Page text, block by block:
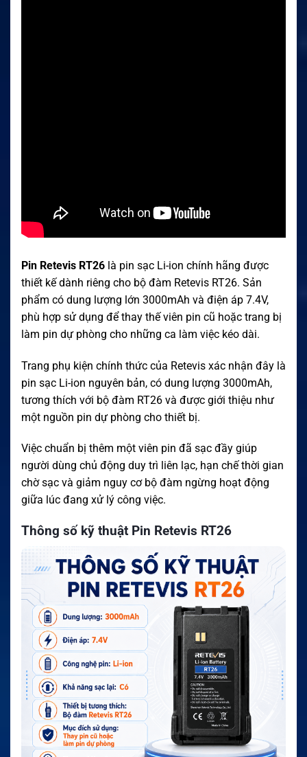
Pin Retevis RT26 là pin sạc Li-ion chính hãng được
thiết kế dành riêng cho bộ đàm Retevis RT26. Sản
phẩm có dung lượng lớn 3000mAh và điện áp 7.4V,
phù hợp sử dụng để thay thế viên pin cũ hoặc trang bị
làm pin dự phòng cho những ca làm việc kéo dài.
Trang phụ kiện chính thức của Retevis xác nhận đây là
pin sạc Li-ion nguyên bản, có dung lượng 3000mAh,
tương thích với bộ đàm RT26 và được giới thiệu như
một nguồn pin dự phòng cho thiết bị.
Việc chuẩn bị thêm một viên pin đã sạc đầy giúp
người dùng chủ động duy trì liên lạc, hạn chế thời gian
chờ sạc và giảm nguy cơ bộ đàm ngừng hoạt động
giữa lúc đang xử lý công việc.
Thông số kỹ thuật Pin Retevis RT26